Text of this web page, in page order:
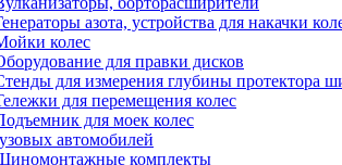
азота, устройства для накачки
колес
для правки дисков
для измерения глубины протектора
для перемещения колес
для моек колеc
автомобилей
комплекты